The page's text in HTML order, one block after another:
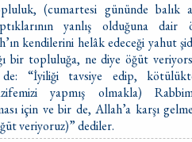
(cumartesi gününde balık
yanlış olduğuna dair
kendilerini helâk edeceği yahut
bir topluluğa, ne diye öğüt
“İyiliği tavsiye edip,
yapmış olmakla)
için ve bir de, Allah’a karşı
veriyoruz)” dediler.